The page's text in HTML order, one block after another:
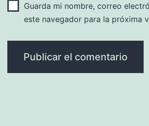
Guarda mi nombre, correo
este navegador para la próxima